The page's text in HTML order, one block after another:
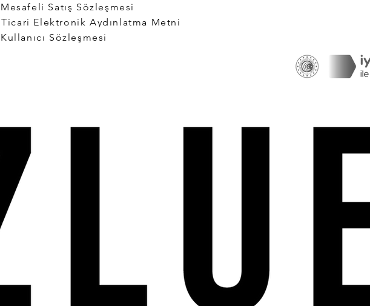
Mesafeli Satış Sözleşmesi
Ticari Elektronik Aydınlatma Metni
Kullanıcı Sözleşmesi